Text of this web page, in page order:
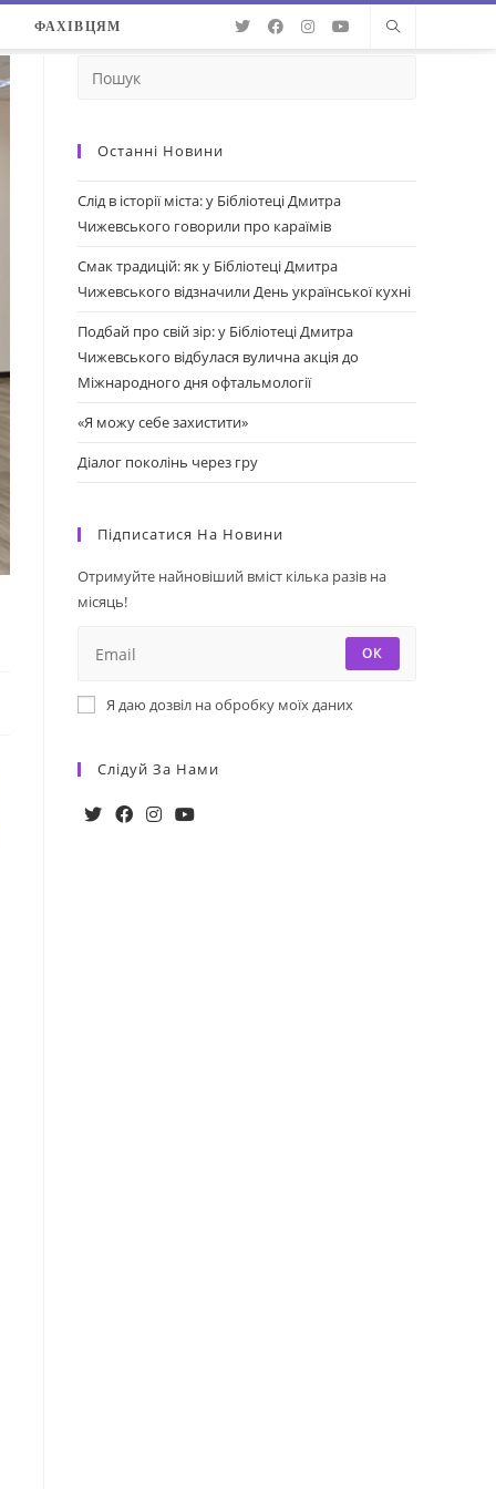
ФАХІВЦЯМ
Останні Новини
Слід в історії міста: у Бібліотеці Дмитра
Чижевського говорили про караїмів
Смак традицій: як у Бібліотеці Дмитра
Чижевського відзначили День української кухні
Подбай про свій зір: у Бібліотеці Дмитра
Чижевського відбулася вулична акція до
Міжнародного дня офтальмології
«Я можу себе захистити»
Діалог поколінь через гру
Підписатися На Новини
Отримуйте найновіший вміст кілька разів на
місяць!
ОК
Я даю дозвіл на обробку моїх даних
Слідуй За Нами